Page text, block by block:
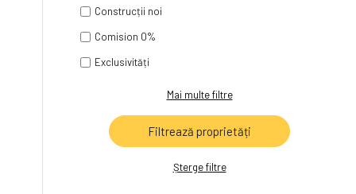
Construcții noi
Comision 0%
Exclusivități
Mai multe filtre
Șterge filtre